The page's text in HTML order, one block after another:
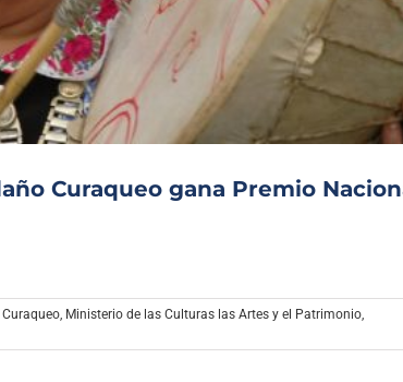
Archivo Sonoro
Curaqueo gana Premio
, Ministerio de las Culturas las Artes y el Patrimonio,